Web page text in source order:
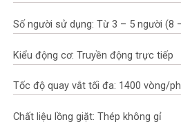
Số người sử dụng: Từ 3 – 5 người (8
Kiểu động cơ: Truyền động trực tiếp
Tốc độ quay vắt tối đa: 1400 vòng/
Chất liệu lồng giặt: Thép không gỉ